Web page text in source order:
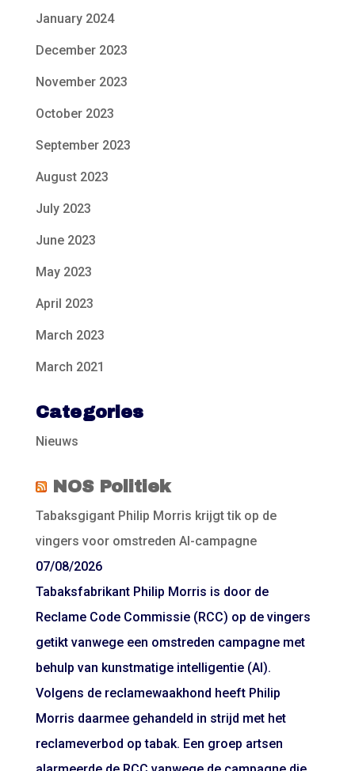
January 2024
December 2023
November 2023
October 2023
September 2023
August 2023
July 2023
June 2023
May 2023
April 2023
March 2023
March 2021
Categories
Nieuws
NOS Politiek
Tabaksgigant Philip Morris krijgt tik op de
vingers voor omstreden AI-campagne
07/08/2026
Tabaksfabrikant Philip Morris is door de
Reclame Code Commissie (RCC) op de vingers
getikt vanwege een omstreden campagne met
behulp van kunstmatige intelligentie (AI).
Volgens de reclamewaakhond heeft Philip
Morris daarmee gehandeld in strijd met het
reclameverbod op tabak. Een groep artsen